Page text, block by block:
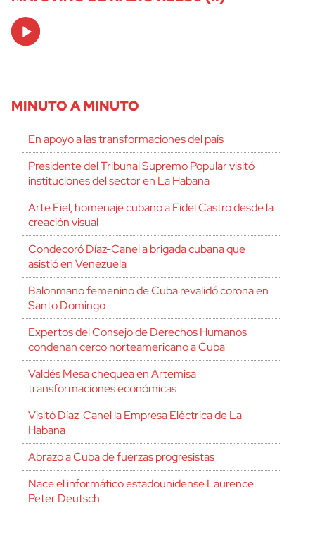
Audio
Player
MINUTO A MINUTO
En apoyo a las transformaciones del país
Presidente del Tribunal Supremo Popular visitó
instituciones del sector en La Habana
Arte Fiel, homenaje cubano a Fidel Castro desde la
creación visual
Condecoró Díaz-Canel a brigada cubana que
asistió en Venezuela
Balonmano femenino de Cuba revalidó corona en
Santo Domingo
Expertos del Consejo de Derechos Humanos
condenan cerco norteamericano a Cuba
Valdés Mesa chequea en Artemisa
transformaciones económicas
Visitó Díaz-Canel la Empresa Eléctrica de La
Habana
Abrazo a Cuba de fuerzas progresistas
Nace el informático estadounidense Laurence
Peter Deutsch.